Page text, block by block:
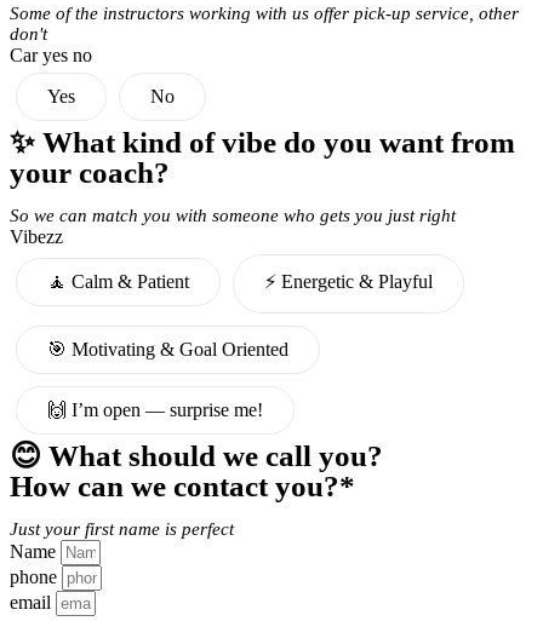
Some of the instructors working with us offer pick-up service, other
don't
Car yes no
Yes
No
✨ What kind of vibe do you want from
your coach?
So we can match you with someone who gets you just right
Vibezz
🧘 Calm & Patient ⚡️ Energetic & Playful
🎯 Motivating & Goal Oriented
🙌 I’m open — surprise me!
😊 What should we call you?
How can we contact you?*
Just your first name is perfect
Name
phone
email